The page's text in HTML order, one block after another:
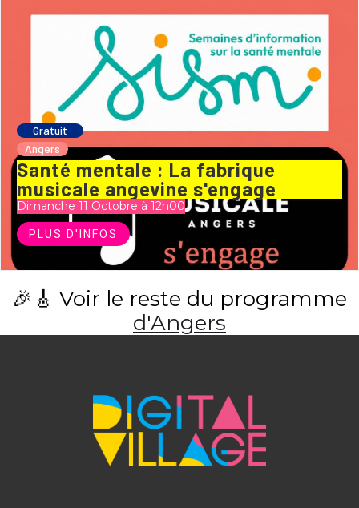
Gratuit
Angers
Santé mentale : La fabrique
musicale angevine s'engage
Dimanche 11 Octobre à 12h00
PLUS D'INFOS
🎉🎸 Voir le reste du programme
d'Angers